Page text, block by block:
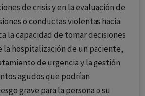
de crisis y en la evaluación de
o conductas violentas hacia
la capacidad de tomar decisiones
la hospitalización de un paciente,
de urgencia y la gestión
agudos que podrían
grave para la persona o su